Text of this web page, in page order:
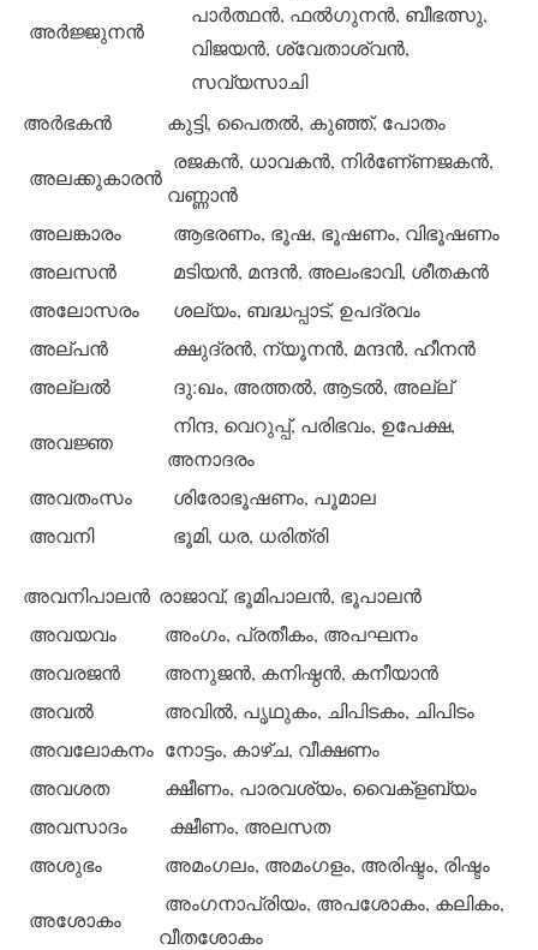
അര്‍ജ്ജുനന്‍
പാര്‍ത്ഥന്‍, ഫല്‍ഗുനന്‍, ബീഭത്സു,
വിജയന്‍, ശ്വേതാശ്വന്‍,
സവ്യസാചി
അര്‍ഭകന്‍
കുട്ടി, പൈതല്‍, കുഞ്ഞ്, പോതം
അലക്കുകാരന്‍
രജകന്‍, ധാവകന്‍, നിര്‍ണേ്ണജകന്‍,
വണ്ണാന്‍
അലങ്കാരം
ആഭരണം, ഭൂഷ, ഭൂഷണം, വിഭൂഷണം
അലസന്‍
മടിയന്‍, മന്ദന്‍, അലംഭാവി, ശീതകന്‍
അലോസരം
ശല്യം, ബദ്ധപ്പാട്, ഉപദ്രവം
അല്പന്‍
ക്ഷുദ്രന്‍, ന്യൂനന്‍, മന്ദന്‍, ഹീനന്‍
അല്ലല്‍
ദു:ഖം, അത്തല്‍, ആടല്‍, അല്ല്
അവജ്ഞ
നിന്ദ, വെറുപ്പ്, പരിഭവം, ഉപേക്ഷ,
അനാദരം
അവതംസം
ശിരോഭൂഷണം, പൂമാല
അവനി
ഭൂമി, ധര, ധരിത്രി
അവനിപാലന്‍ രാജാവ്, ഭൂമിപാലന്‍, ഭൂപാലന്‍
അവയവം
അംഗം, പ്രതീകം, അപഘനം
അവരജന്‍
അനുജന്‍, കനിഷ്ഠന്‍, കനീയാന്‍
അവല്‍
അവില്‍, പൃഥുകം, ചിപിടകം, ചിപിടം
അവലോകനം നോട്ടം, കാഴ്ച, വീക്ഷണം
അവശത
ക്ഷീണം, പാരവശ്യം, വൈക്‌ളബ്യം
അവസാദം
ക്ഷീണം, അലസത
അശുഭം
അമംഗലം, അമംഗളം, അരിഷ്ടം, രിഷ്ടം
അശോകം
അംഗനാപ്രിയം, അപശോകം, കലികം,
വീതശോകം